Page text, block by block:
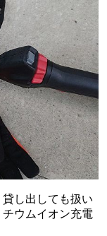
し出しても扱い
ウムイオン充電